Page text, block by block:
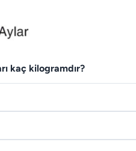
kaç kilogramdır?